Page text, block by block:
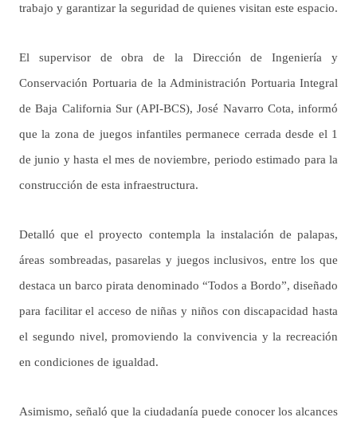
trabajo y garantizar la seguridad de quienes visitan este espacio.
El supervisor de obra de la Dirección de Ingeniería y
Conservación Portuaria de la Administración Portuaria Integral
de Baja California Sur (API-BCS), José Navarro Cota, informó
que la zona de juegos infantiles permanece cerrada desde el 1
de junio y hasta el mes de noviembre, periodo estimado para la
construcción de esta infraestructura.
Detalló que el proyecto contempla la instalación de palapas,
áreas sombreadas, pasarelas y juegos inclusivos, entre los que
destaca un barco pirata denominado “Todos a Bordo”, diseñado
para facilitar el acceso de niñas y niños con discapacidad hasta
el segundo nivel, promoviendo la convivencia y la recreación
en condiciones de igualdad.
Asimismo, señaló que la ciudadanía puede conocer los alcances